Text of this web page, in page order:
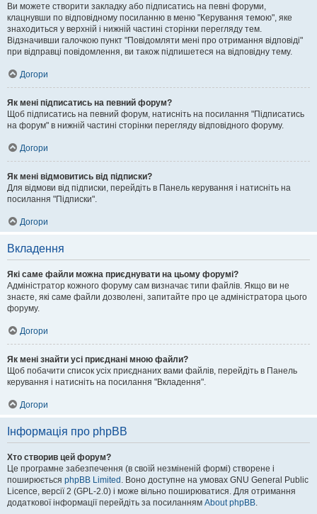
Ви можете створити закладку або підписатись на певні форуми,
клацнувши по відповідному посиланню в меню "Керування темою", яке
знаходиться у верхній і нижній частині сторінки перегляду тем.
Відзначивши галочкою пункт "Повідомляти мені про отримання відповіді"
при відправці повідомлення, ви також підпишетеся на відповідну тему.
Догори
Як мені підписатись на певний форум?
Щоб підписатись на певний форум, натисніть на посилання "Підписатись
на форум" в нижній частині сторінки перегляду відповідного форуму.
Догори
Як мені відмовитись від підписки?
Для відмови від підписки, перейдіть в Панель керування і натисніть на
посилання "Підписки".
Догори
Вкладення
Які саме файли можна приєднувати на цьому форумі?
Адміністратор кожного форуму сам визначає типи файлів. Якщо ви не
знаєте, які саме файли дозволені, запитайте про це адміністратора цього
форуму.
Догори
Як мені знайти усі приєднані мною файли?
Щоб побачити список усіх приєднаних вами файлів, перейдіть в Панель
керування і натисніть на посилання "Вкладення".
Догори
Інформація про phpBB
Хто створив цей форум?
Це програмне забезпечення (в своїй незміненій формі) створене і
поширюється phpBB Limited . Воно доступне на умовах GNU General Public
Licence, версії 2 (GPL-2.0) і може вільно поширюватися. Для отримання
додаткової інформації перейдіть за посиланням About phpBB.